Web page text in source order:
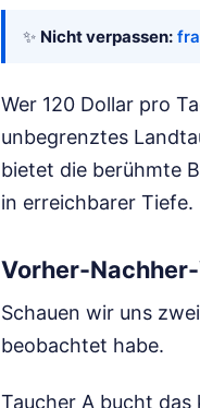
✨ Nicht verpassen:
Wer 120 Dollar pro
unbegrenztes
bietet die berühmte
in erreichbarer Tiefe.
Vorher-
Schauen wir uns
beobachtet habe.
Taucher A bucht